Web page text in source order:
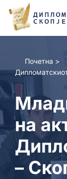
Skip
to
Почетна >
на
–